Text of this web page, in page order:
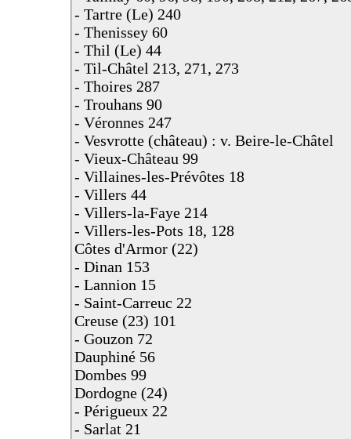
- Tartre (Le) 240
- Thenissey 60
- Thil (Le) 44
- Til-Châtel 213, 271, 273
- Thoires 287
- Trouhans 90
- Véronnes 247
- Vesvrotte (château) : v. Beire-le-Châtel
- Vieux-Château 99
- Villaines-les-Prévôtes 18
- Villers 44
- Villers-la-Faye 214
- Villers-les-Pots 18, 128
Côtes d'Armor (22)
- Dinan 153
- Lannion 15
- Saint-Carreuc 22
Creuse (23) 101
- Gouzon 72
Dauphiné 56
Dombes 99
Dordogne (24)
- Périgueux 22
- Sarlat 21